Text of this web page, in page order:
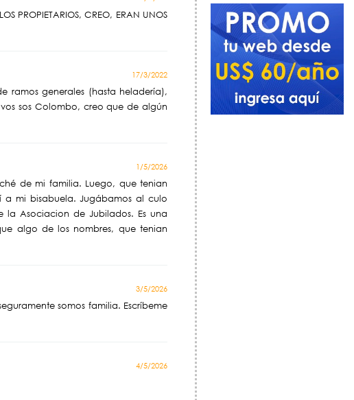
PROPIETARIOS, CREO, ERAN UNOS
17/3/2022
ramos generales (hasta heladería),
sos Colombo, creo que de algún
1/5/2026
de mi familia. Luego, que tenian
a mi bisabuela. Jugábamos al culo
Asociacion de Jubilados. Es una
algo de los nombres, que tenian
3/5/2026
somos familia. Escríbeme
4/5/2026